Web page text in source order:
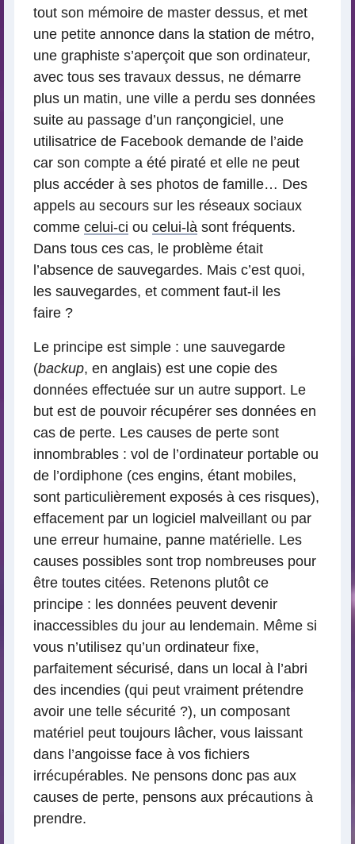
tout son mémoire de master dessus, et met
une petite annonce dans la station de métro,
une graphiste s’aperçoit que son ordinateur,
avec tous ses travaux dessus, ne démarre
plus un matin, une ville a perdu ses données
suite au passage d’un rançongiciel, une
utilisatrice de Facebook demande de l’aide
car son compte a été piraté et elle ne peut
plus accéder à ses photos de famille… Des
appels au secours sur les réseaux sociaux
comme celui-ci ou celui-là sont fréquents.
Dans tous ces cas, le problème était
l’absence de sauvegardes. Mais c’est quoi,
les sauvegardes, et comment faut-il les
faire ?
Le principe est simple : une sauvegarde
(backup, en anglais) est une copie des
données effectuée sur un autre support. Le
but est de pouvoir récupérer ses données en
cas de perte. Les causes de perte sont
innombrables : vol de l’ordinateur portable ou
de l’ordiphone (ces engins, étant mobiles,
sont particulièrement exposés à ces risques),
effacement par un logiciel malveillant ou par
une erreur humaine, panne matérielle. Les
causes possibles sont trop nombreuses pour
être toutes citées. Retenons plutôt ce
principe : les données peuvent devenir
inaccessibles du jour au lendemain. Même si
vous n’utilisez qu’un ordinateur fixe,
parfaitement sécurisé, dans un local à l’abri
des incendies (qui peut vraiment prétendre
avoir une telle sécurité ?), un composant
matériel peut toujours lâcher, vous laissant
dans l’angoisse face à vos fichiers
irrécupérables. Ne pensons donc pas aux
causes de perte, pensons aux précautions à
prendre.